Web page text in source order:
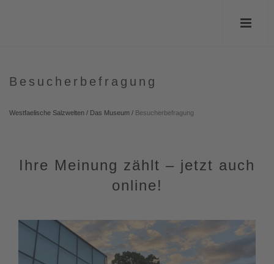
Besucherbefragung
Westfaelische Salzwelten / Das Museum / Besucherbefragung
Ihre Meinung zählt – jetzt auch
online!